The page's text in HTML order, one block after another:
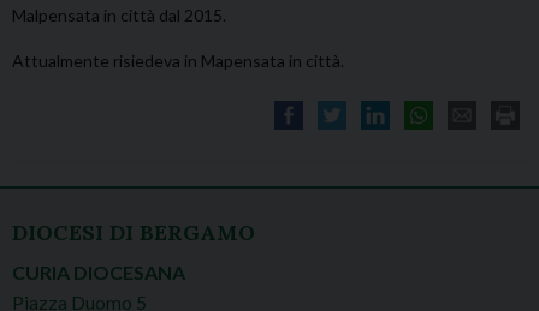
Malpensata in città dal 2015.
Attualmente risiedeva in Mapensata in città.
DIOCESI DI BERGAMO
CURIA DIOCESANA
Piazza Duomo 5